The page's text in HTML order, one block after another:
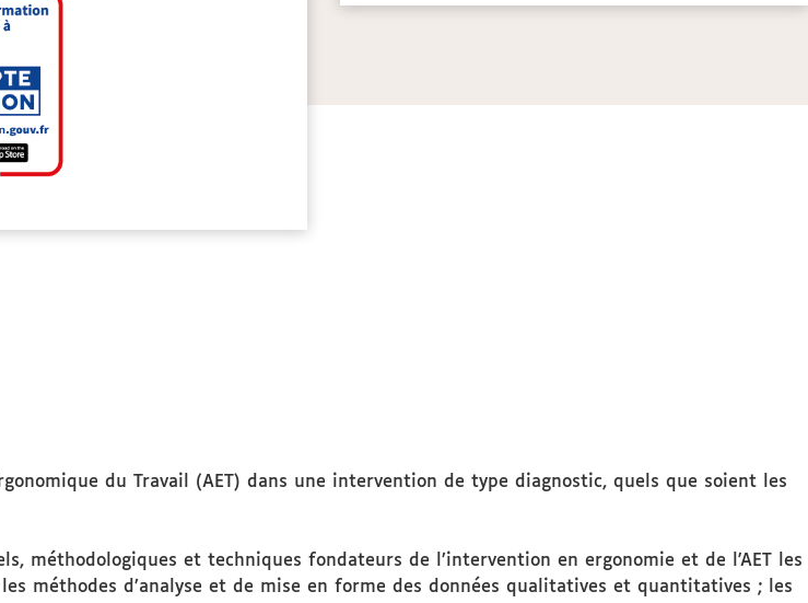
du Travail (AET) dans une intervention de type diagnostic, quels que soient les
méthodologiques et techniques fondateurs de l’intervention en ergonomie et de l'AET les
méthodes d’analyse et de mise en forme des données qualitatives et quantitatives ; les